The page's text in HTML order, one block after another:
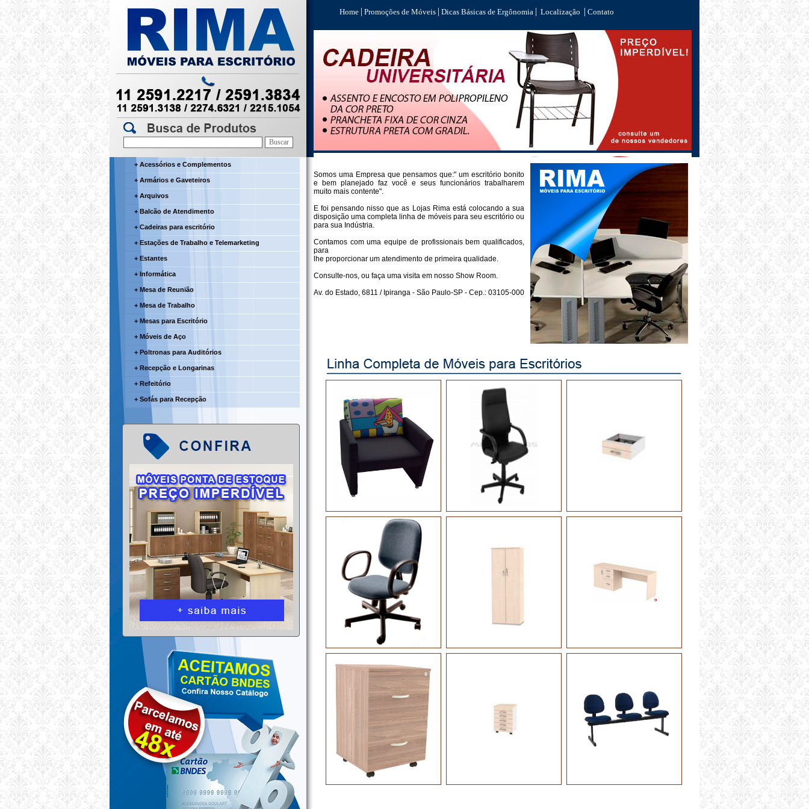
Home | Promoções de Móveis | Dicas Básicas de Ergônomia | Localização | Contato
+ Acessórios e Complementos
+ Armários e Gaveteiros
+ Arquivos
+ Balcão de Atendimento
+ Cadeiras para escritório
+ Estações de Trabalho e Telemarketing
+ Estantes
+ Informática
+ Mesa de Reunião
+ Mesa de Trabalho
+ Mesas para Escritório
+ Móveis de Aço
+ Poltronas para Auditórios
+ Recepção e Longarinas
+ Refeitório
+ Sofás para Recepção
Somos uma Empresa que pensamos que:" um escritório bonito
e bem planejado faz você e seus funcionários trabalharem
muito mais contente".
E foi pensando nisso que as Lojas Rima está colocando a sua
disposição uma completa linha de móveis para seu escritório ou
para sua Indústria.
Contamos com uma equipe de profissionais bem qualificados,
para
lhe proporcionar um atendimento de primeira qualidade.
Consulte-nos, ou faça uma visita em nosso Show Room.
Av. do Estado, 6811 / Ipiranga - São Paulo-SP - Cep.: 03105-000